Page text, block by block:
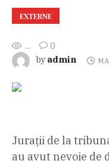
EXTERNE
...
0
by admin
Jurații de la
au avut nevoie de